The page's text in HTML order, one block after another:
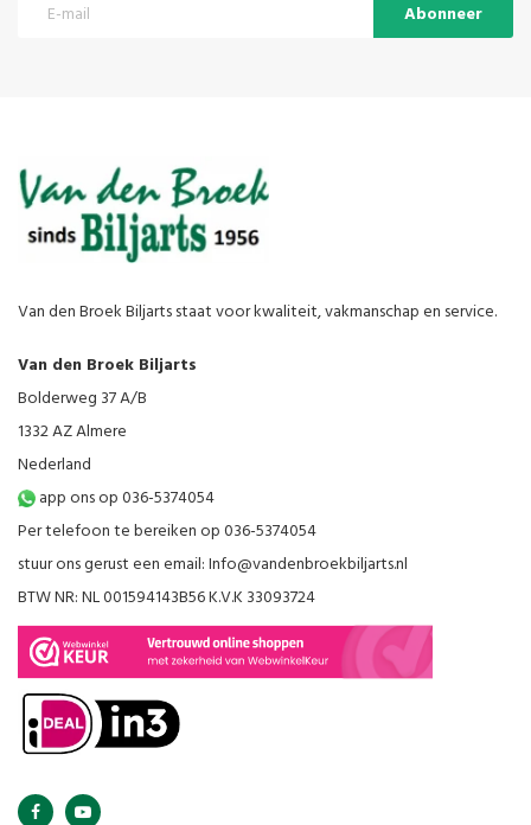
Abonneer
Van den Broek Biljarts staat voor kwaliteit, vakmanschap en service.
Van den Broek Biljarts
Bolderweg 37 A/B
1332 AZ Almere
Nederland
app ons op 036-5374054
Per telefoon te bereiken op 036-5374054
stuur ons gerust een email:Info@vandenbroekbiljarts.nl
BTW NR: NL 001594143B56 K.V.K 33093724